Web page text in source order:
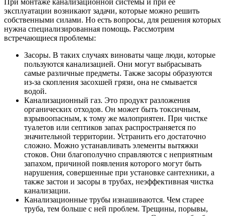
эксплуатации возникают задачи, которые можно решить
собственными силами. Но есть вопросы, для решения которых
нужна специализированная помощь. Рассмотрим
встречающиеся проблемы:
Засоры. В таких случаях виноваты чаще люди, которые
пользуются канализацией. Они могут выбрасывать
самые различные предметы. Также засоры образуются
из-за скопления засохшей грязи, она не смывается
водой.
Канализационный газ. Это продукт разложения
органических отходов. Он может быть токсичным,
взрывоопасным, к тому же малоприятен. При чистке
туалетов или септиков запах распространяется по
значительной территории. Устранить его достаточно
сложно. Можно устанавливать элементы вытяжки
стоков. Они благополучно справляются с неприятным
запахом, причиной появления которого могут быть
нарушения, совершенные при установке сантехники, а
также застои и засоры в трубах, неэффективная чистка
канализации.
Канализационные трубы изнашиваются. Чем старее
труба, тем больше с ней проблем. Трещины, порывы,